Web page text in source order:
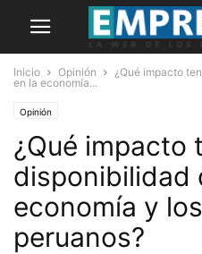
Inicio Opinión
¿Qué impacto
en la economía...
Opinión
¿Qué impacto
disponibilidad
economía y
peruanos?